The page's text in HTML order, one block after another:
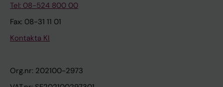
Tel: 08-524 800 00
Fax: 08-31 11 01
Kontakta KI
Org.nr: 202100-2973